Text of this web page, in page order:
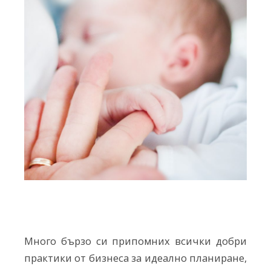
Много бързо си припомних всички добри
практики от бизнеса за идеално планиране,